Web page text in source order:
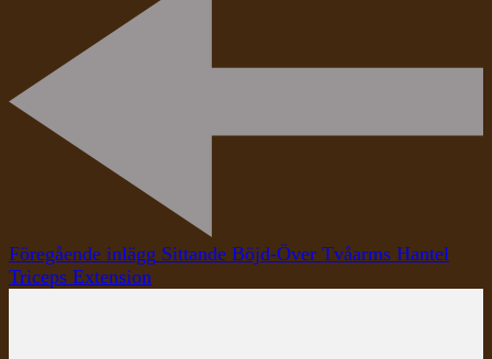
Föregående inlägg Sittande Böjd-Över Tvåarms Hantel
Triceps Extension